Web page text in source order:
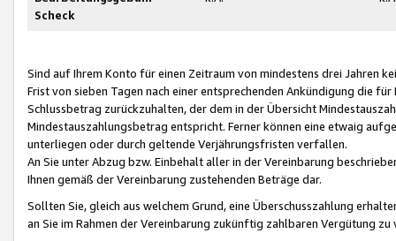
Scheck
Sind auf Ihrem Konto für einen Zeitraum von mindestens drei Jahren
Frist von sieben Tagen nach einer entsprechenden Ankündigung die
Schlussbetrag zurückzuhalten, der dem in der Übersicht
Mindestauszahlungsbetrag entspricht. Ferner können eine etwaig
unterliegen oder durch geltende Verjährungsfristen verfallen.
An Sie unter Abzug bzw. Einbehalt aller in der Vereinbarung
Ihnen gemäß der Vereinbarung zustehenden Beträge dar.
Sollten Sie, gleich aus welchem Grund, eine Überschusszahlung
an Sie im Rahmen der Vereinbarung zukünftig zahlbaren Vergütung zu